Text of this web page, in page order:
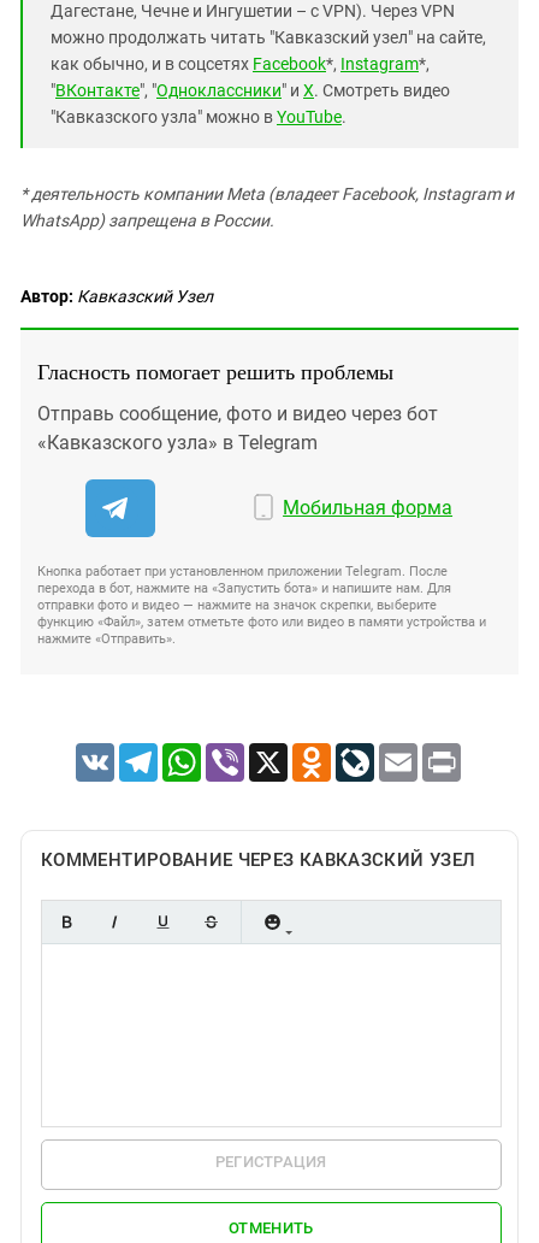
Дагестане, Чечне и Ингушетии – с VPN). Через VPN
можно продолжать читать "Кавказский узел" на сайте,
как обычно, и в соцсетях Facebook*, Instagram*,
"ВКонтакте", "Одноклассники" и X. Смотреть видео
"Кавказского узла" можно вYouTube.
* деятельность компании Meta (владеет Facebook, Instagram и
WhatsApp) запрещена в России.
Автор: Кавказский Узел
Гласность помогает решить проблемы
Отправь сообщение, фото и видео через бот
«Кавказского узла» в Telegram
Мобильная форма
Кнопка работает при установленном приложении Telegram. После
перехода в бот, нажмите на «Запустить бота» и напишите нам. Для
отправки фото и видео — нажмите на значок скрепки, выберите
функцию «Файл», затем отметьте фото или видео в памяти устройства и
нажмите «Отправить».
VK TelegramWhatsApp
Viber X Odnoklassniki
LiveJournal
Email Print
КОММЕНТИРОВАНИЕ ЧЕРЕЗ КАВКАЗСКИЙ УЗЕЛ
РЕГИСТРАЦИЯ
ОТМЕНИТЬ